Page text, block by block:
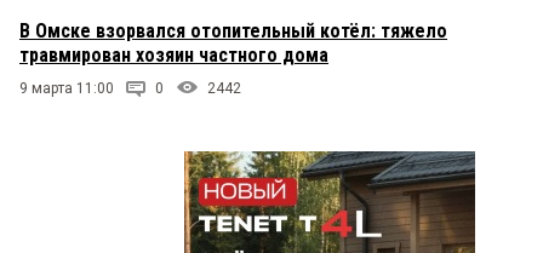
В Омске взорвался отопительный котёл: тяжело
травмирован хозяин частного дома
9 марта 11:00 0 2442